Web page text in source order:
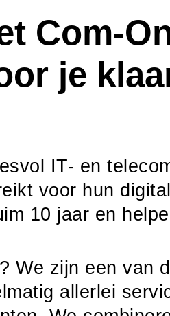
Com-
je
IT- en
voor hun
10 jaar en
We zijn een van
allerlei